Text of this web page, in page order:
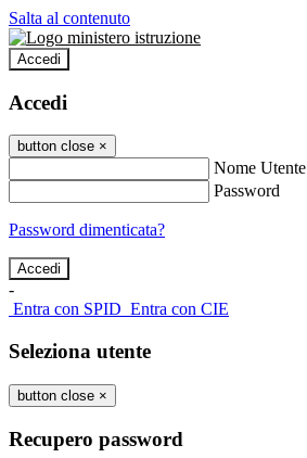
Salta al contenuto
Accedi
Accedi
button close ×
Nome Utente
Password
Password dimenticata?
-
Entra con SPID Entra con CIE
Seleziona utente
button close ×
Recupero password